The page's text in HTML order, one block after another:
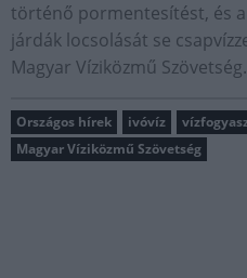
történő pormentesítést, és
járdák locsolását se
Magyar Víziközmű Szövetség.
Országos hírek ivóvíz
Magyar Víziközmű Szövetség